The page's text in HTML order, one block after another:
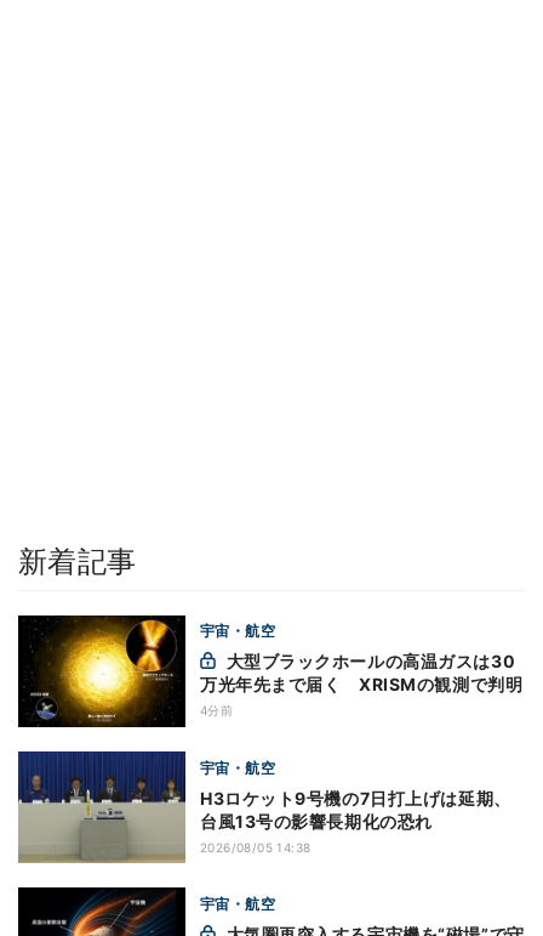
新着記事
宇宙・航空
万光年先まで届く XRISMの観測で判明
4分前
宇宙・航空
H3ロケット9号機の7日打上げは延期、
台風13号の影響長期化の恐れ
2026/08/05 14:38
宇宙・航空